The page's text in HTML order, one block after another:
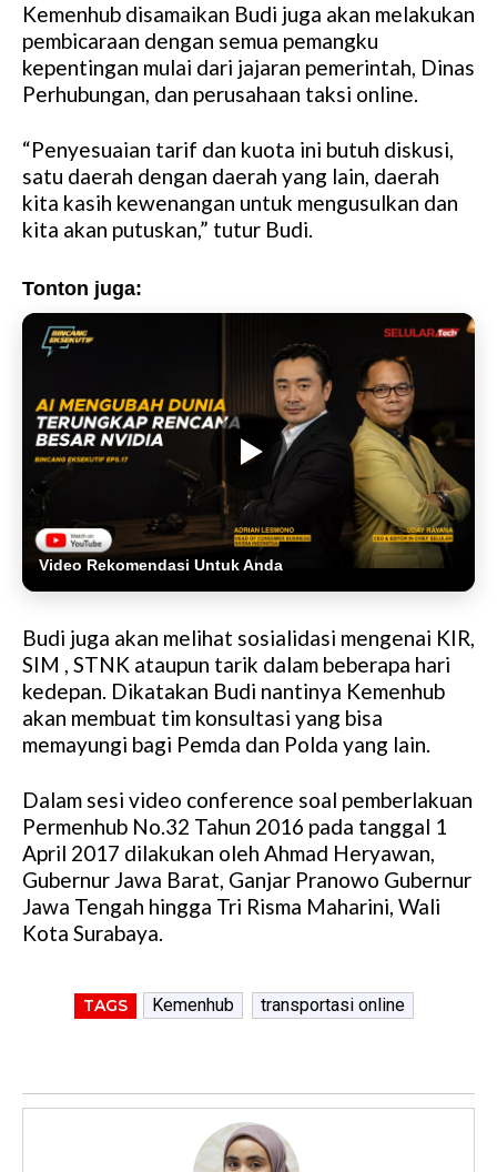
Kemenhub disamaikan Budi juga akan melakukan
pembicaraan dengan semua pemangku
kepentingan mulai dari jajaran pemerintah, Dinas
Perhubungan, dan perusahaan taksi online.
“Penyesuaian tarif dan kuota ini butuh diskusi,
satu daerah dengan daerah yang lain, daerah
kita kasih kewenangan untuk mengusulkan dan
kita akan putuskan,” tutur Budi.
Tonton juga:
Video Rekomendasi Untuk Anda
Budi juga akan melihat sosialidasi mengenai KIR,
SIM , STNK ataupun tarik dalam beberapa hari
kedepan. Dikatakan Budi nantinya Kemenhub
akan membuat tim konsultasi yang bisa
memayungi bagi Pemda dan Polda yang lain.
Dalam sesi video conference soal pemberlakuan
Permenhub No.32 Tahun 2016 pada tanggal 1
April 2017 dilakukan oleh Ahmad Heryawan,
Gubernur Jawa Barat, Ganjar Pranowo Gubernur
Jawa Tengah hingga Tri Risma Maharini, Wali
Kota Surabaya.
TAGS Kemenhub transportasi online